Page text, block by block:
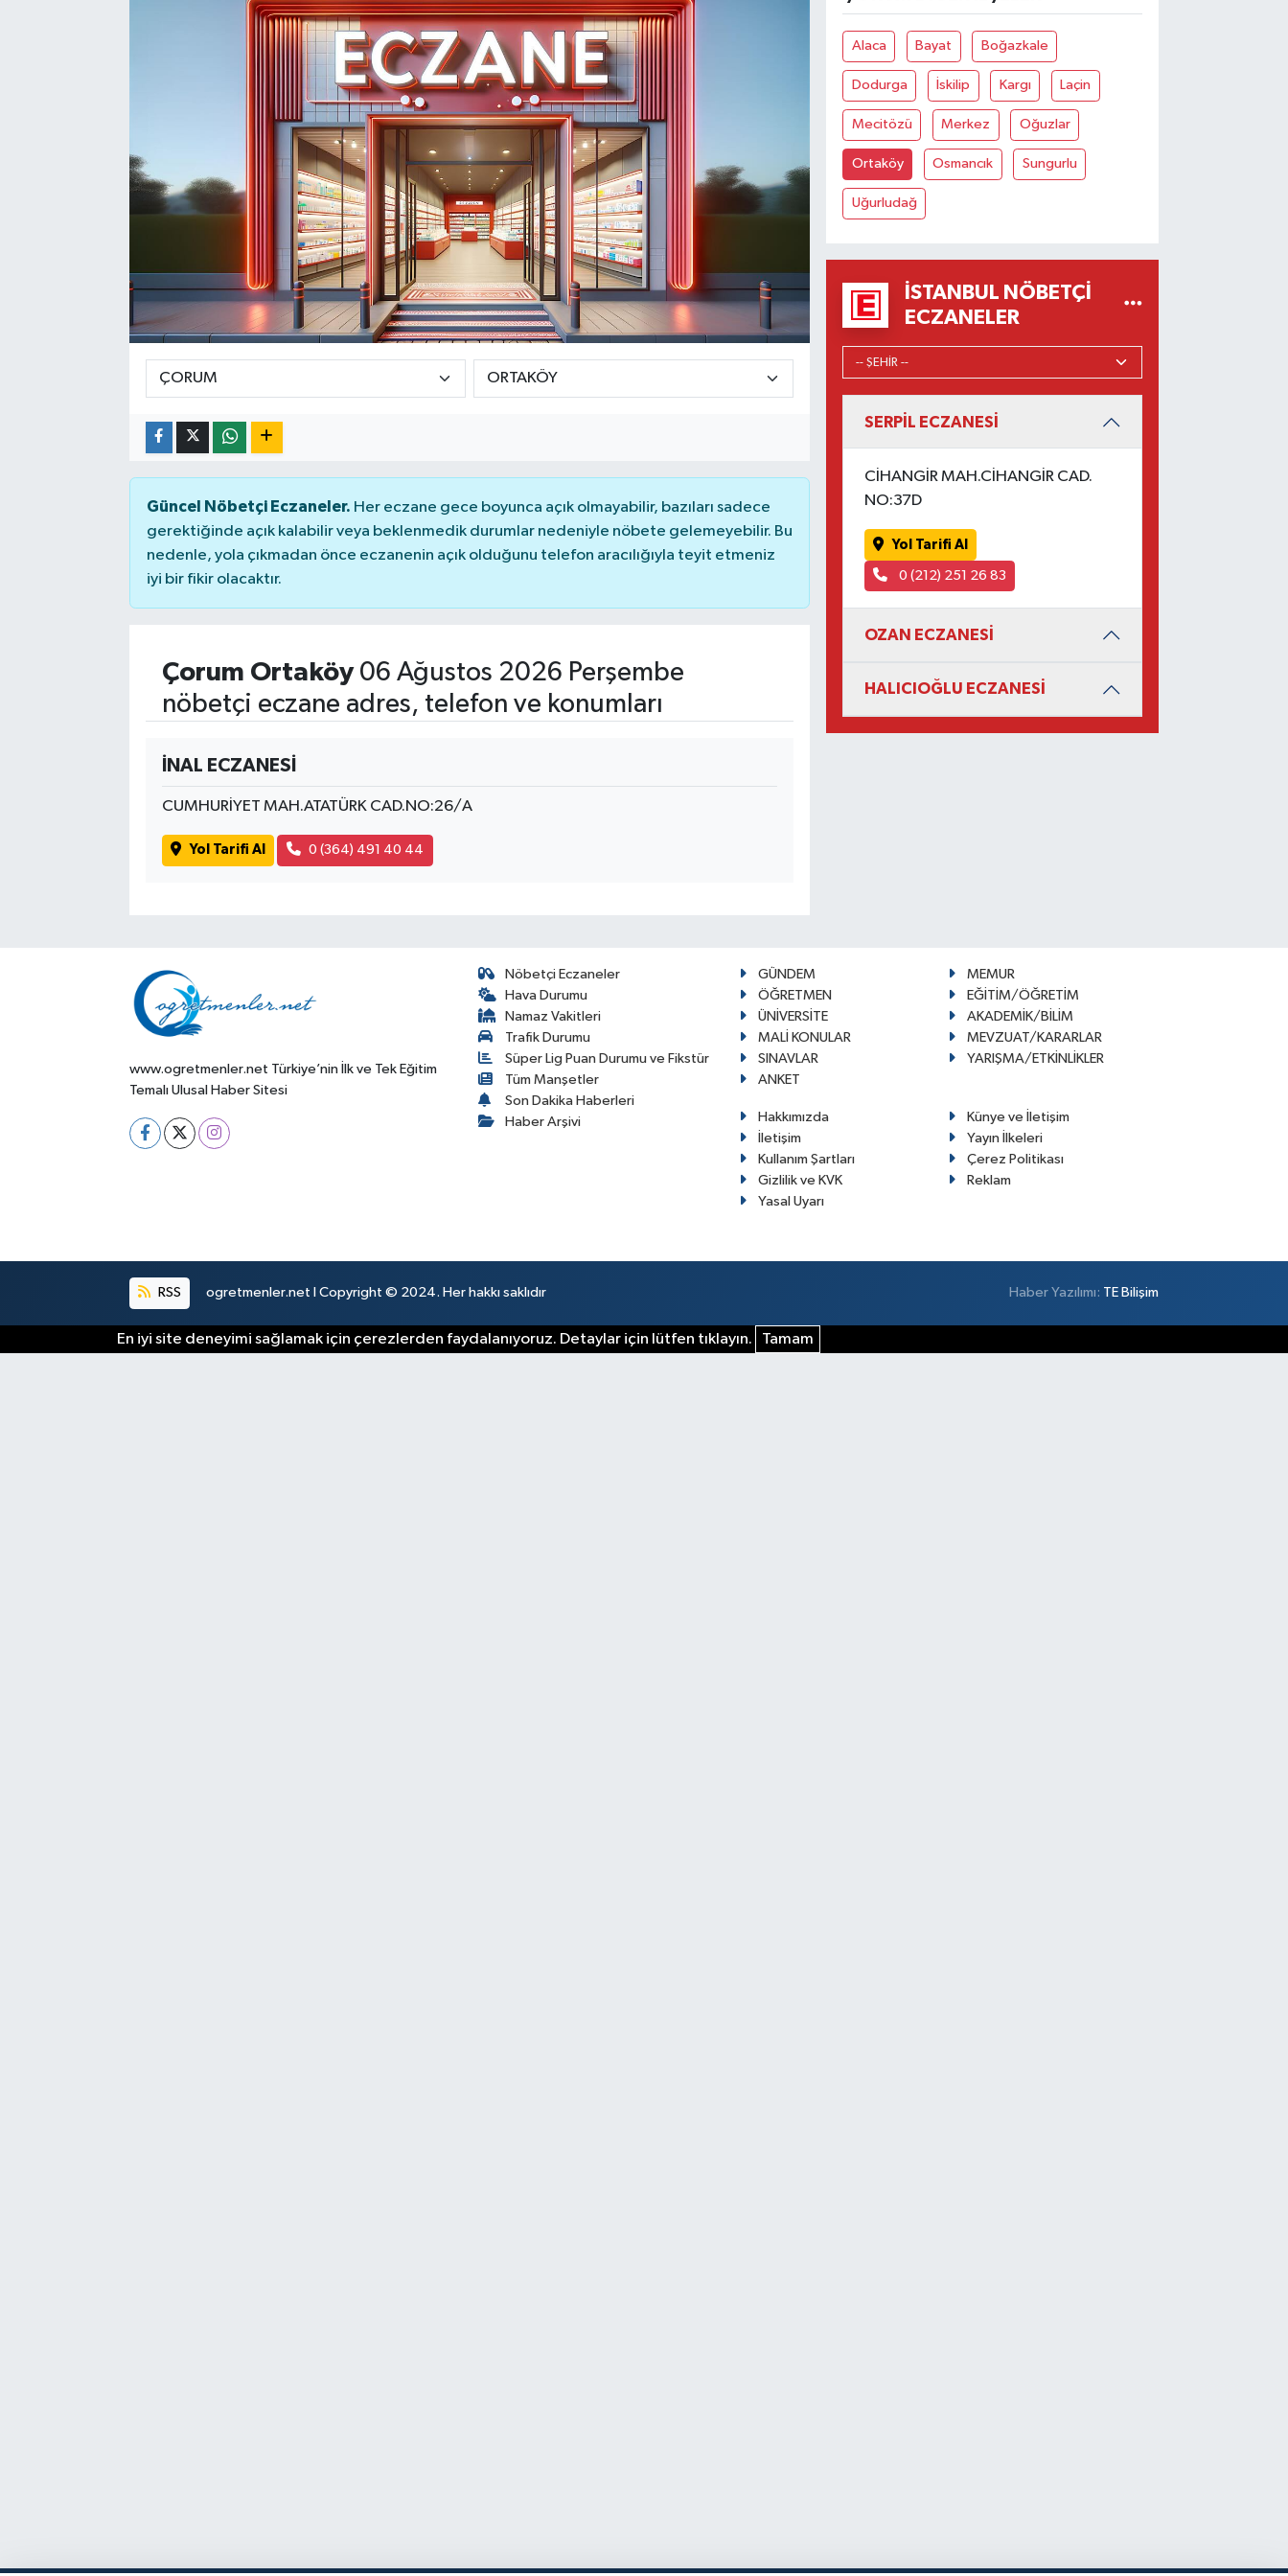
Güncel Nöbetçi Eczaneler. Her eczane gece boyunca açık olmayabilir, bazıları sadece
gerektiğinde açık kalabilir veya beklenmedik durumlar nedeniyle nöbete gelemeyebilir. Bu
nedenle, yola çıkmadan önce eczanenin açık olduğunu telefon aracılığıyla teyit etmeniz
iyi bir fikir olacaktır.
Çorum Ortaköy06 Ağustos 2026 Perşembe
nöbetçi eczane adres, telefon ve konumları
İNAL ECZANESİ
CUMHURİYET MAH.ATATÜRK CAD.NO:26/A
Yol Tarifi Al 0 (364) 491 40 44
Alaca Bayat Boğazkale
Dodurga İskilip Kargı Laçin
Mecitözü Merkez Oğuzlar
Ortaköy Osmancık Sungurlu
Uğurludağ
İSTANBUL NÖBETÇI
ECZANELER
SERPİL ECZANESİ
CİHANGİR MAH.CİHANGİR CAD.
NO:37D
Yol Tarifi Al
0 (212) 251 26 83
OZAN ECZANESİ
HALICIOĞLU ECZANESİ
www.ogretmenler.net Türkiye’nin İlk ve Tek Eğitim
Temalı Ulusal Haber Sitesi
Nöbetçi Eczaneler
Hava Durumu
Namaz Vakitleri
Trafik Durumu
Süper Lig Puan Durumu ve Fikstür
Tüm Manşetler
Son Dakika Haberleri
Haber Arşivi
GÜNDEM
MEMUR
ÖĞRETMEN
EĞİTİM/ÖĞRETİM
ÜNİVERSİTE
AKADEMİK/BİLİM
MALİ KONULAR
MEVZUAT/KARARLAR
SINAVLAR
YARIŞMA/ETKİNLİKLER
ANKET
Hakkımızda
Künye ve İletişim
İletişim
Yayın İlkeleri
Kullanım Şartları
Çerez Politikası
Gizlilik ve KVK
Reklam
Yasal Uyarı
RSS ogretmenler.net I Copyright © 2024. Her hakkı saklıdır Haber Yazılımı: TE Bilişim
En iyi site deneyimi sağlamak için çerezlerden faydalanıyoruz. Detaylar için lütfen tıklayın. Tamam